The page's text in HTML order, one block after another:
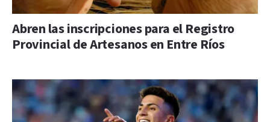
Abren las inscripciones para el Registro
Provincial de Artesanos en Entre Ríos